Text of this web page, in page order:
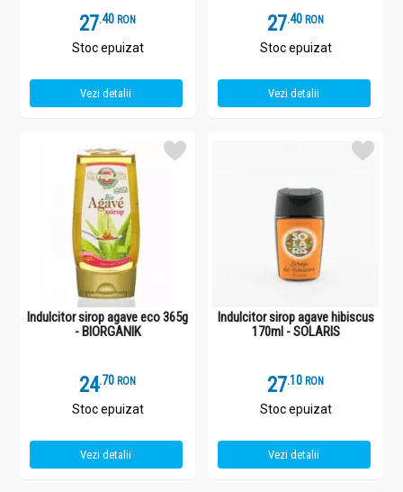
27.4 RON
Stoc epuizat
Vezi detalii
27.4 RON
Stoc epuizat
Vezi detalii
Indulcitor sirop agave eco 365g
- BIORGANIK
24.7 RON
Stoc epuizat
Vezi detalii
Indulcitor sirop agave hibiscus
170ml - SOLARIS
27.1 RON
Stoc epuizat
Vezi detalii